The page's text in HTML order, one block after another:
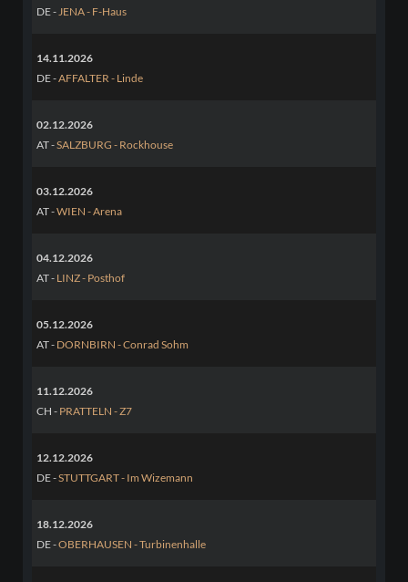
DE - JENA - F-Haus
14.11.2026
DE -AFFALTER - Linde
02.12.2026
AT -SALZBURG - Rockhouse
03.12.2026
AT -WIEN - Arena
04.12.2026
AT - LINZ - Posthof
05.12.2026
AT - DORNBIRN - Conrad Sohm
11.12.2026
CH - PRATTELN - Z7
12.12.2026
DE -STUTTGART - Im Wizemann
18.12.2026
DE -OBERHAUSEN - Turbinenhalle